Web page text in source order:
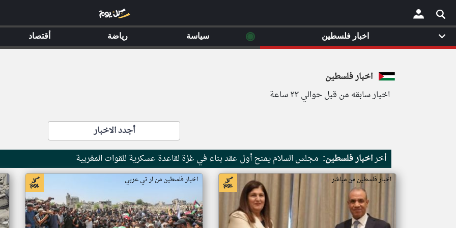
×
اخبار فلسطين
اخبار سابقه من قبل حوالي ٢٣ ساعة
أجدد الاخبار
أخراخبار فلسطين: مجلس السلام يمنح أول عقد بناء في غزة لقاعدة عسكرية للقوات المغربية
اخبار فلسطين من مباشر اخبار فلسطين من ار تي عربي
اخبار فلسطين ◉ سياسة رياضة أقتصاد